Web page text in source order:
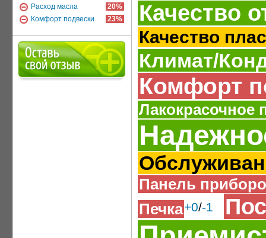
Расход масла
20%
Комфорт подвески
23% Качество
Качество
Климат/
Комфорт
Лакокрасочное
Панель
Печка+0/-1